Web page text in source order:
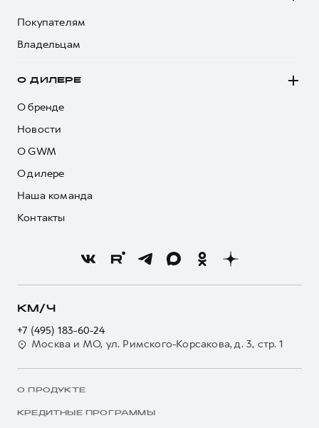
Покупателям
Владельцам
О ДИЛЕРЕ
О бренде
Новости
О GWM
О дилере
Наша команда
Контакты
КМ/Ч
+7 (495) 183-60-24
Москва и МО, ул. Римского-Корсакова, д. 3, стр. 1
О ПРОДУКТЕ
КРЕДИТНЫЕ ПРОГРАММЫ